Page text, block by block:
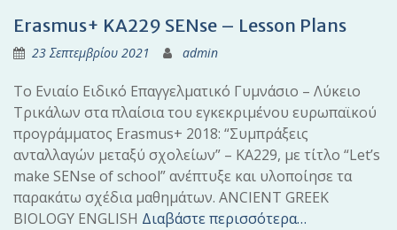
Erasmus+ KA229 SENse – Lesson Plans
23 Σεπτεμβρίου 2021 admin
Το Ενιαίο Ειδικό Επαγγελματικό Γυμνάσιο – Λύκειο
Τρικάλων στα πλαίσια του εγκεκριμένου ευρωπαϊκού
προγράμματος Erasmus+ 2018: “Συμπράξεις
ανταλλαγών μεταξύ σχολείων” – ΚΑ229, με τίτλο “Let’s
make SENse of school” ανέπτυξε και υλοποίησε τα
παρακάτω σχέδια μαθημάτων. ANCIENT GREEK
BIOLOGY ENGLISH Διαβάστε περισσότερα…